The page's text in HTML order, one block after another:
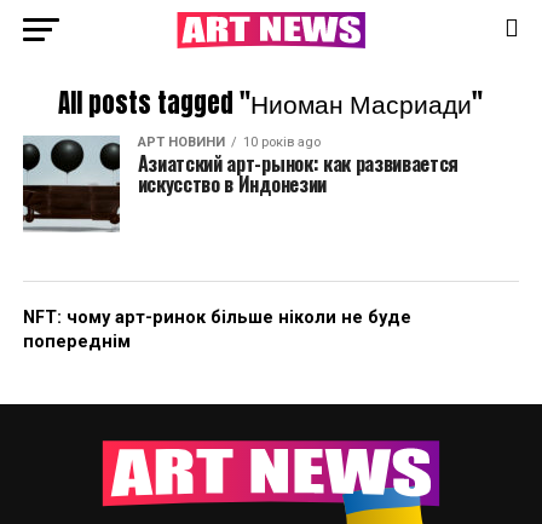
All posts tagged "Ниоман Масриади"
АРТ НОВИНИ 10 років ago
Азиатский арт-рынок: как развивается
искусство в Индонезии
NFT: чому арт-ринок більше ніколи не буде
попереднім